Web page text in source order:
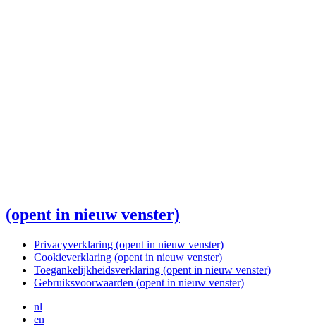
(opent in nieuw venster)
Privacyverklaring (opent in nieuw venster)
Cookieverklaring (opent in nieuw venster)
Toegankelijkheidsverklaring (opent in nieuw venster)
Gebruiksvoorwaarden (opent in nieuw venster)
nl
en